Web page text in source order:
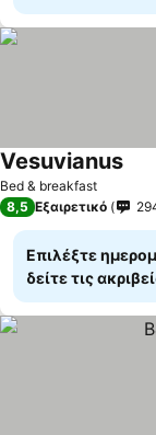
Bed & breakfast
Vesuvianus
8,5 Εξαιρετικό
Επιλέξτε
δείτε τις